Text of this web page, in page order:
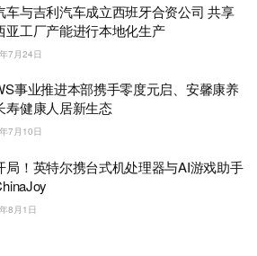
车与吉利汽车成立西班牙合资公司 共享
亚工厂产能进行本地化生产
7月24日
事业推进本部携手零度元启、安馨康养
寿健康人居新生态
7月10日
局！英特尔携台式机处理器与AI游戏助手
8月1日